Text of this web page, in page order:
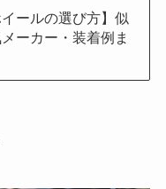
イールの選び方】似
ーカー・装着例ま